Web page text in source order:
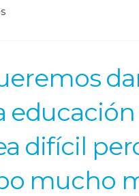
difícil
mucho